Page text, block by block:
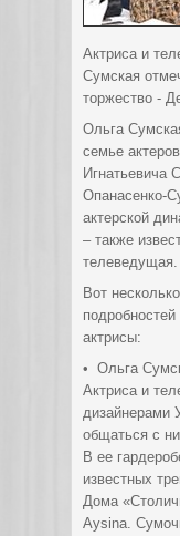
Актриса и
Сумская
торжество -
Ольга
семье
Игнатьевича
Опанасенко-
актерской
– также
телеведущая.
Вот
актрисы:
• Ольга
Актриса и
дизайнерами
общаться с
В ее
известных
Дома
Aysina.